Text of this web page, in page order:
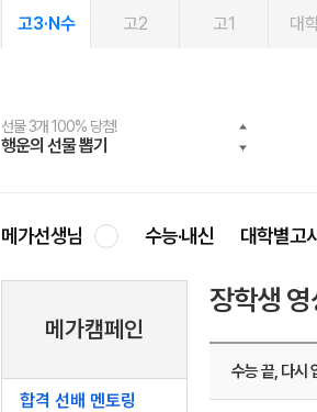
고3·N수 고2 고1 대
선물 3개 100% 당첨!
행운의 선물 뽑기
선물 100% 증정!
메가스터디 X 올리브
여름방학 스터디 캐시백
메가런 썸머스쿨
2027 러셀 단과
강사 공개선발
스마트러닝앱
설문 EVENT
메가패스
3일 무료 체험권
메가패스 수강생 무료혜택!
메가클럽 멤버십
사회공헌 캠페인
희망이룸 메가나눔
메가선생님 수능·내신 대학별고
메가캠페인
합격 선배 멘토링
장학생
수능 끝, 다시